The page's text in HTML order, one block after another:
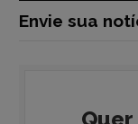
Envie sua